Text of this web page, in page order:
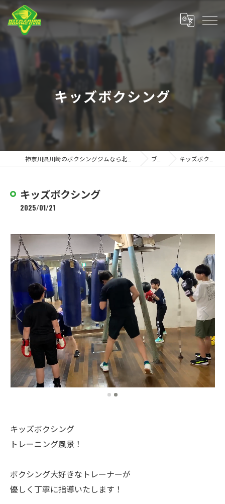
キッズボクシング
ブログ キッズボクシング
キッズボクシング
2025/01/21
キッズボクシング
トレーニング風景！
ボクシング大好きなトレーナーが
優しく丁寧に指導いたします！